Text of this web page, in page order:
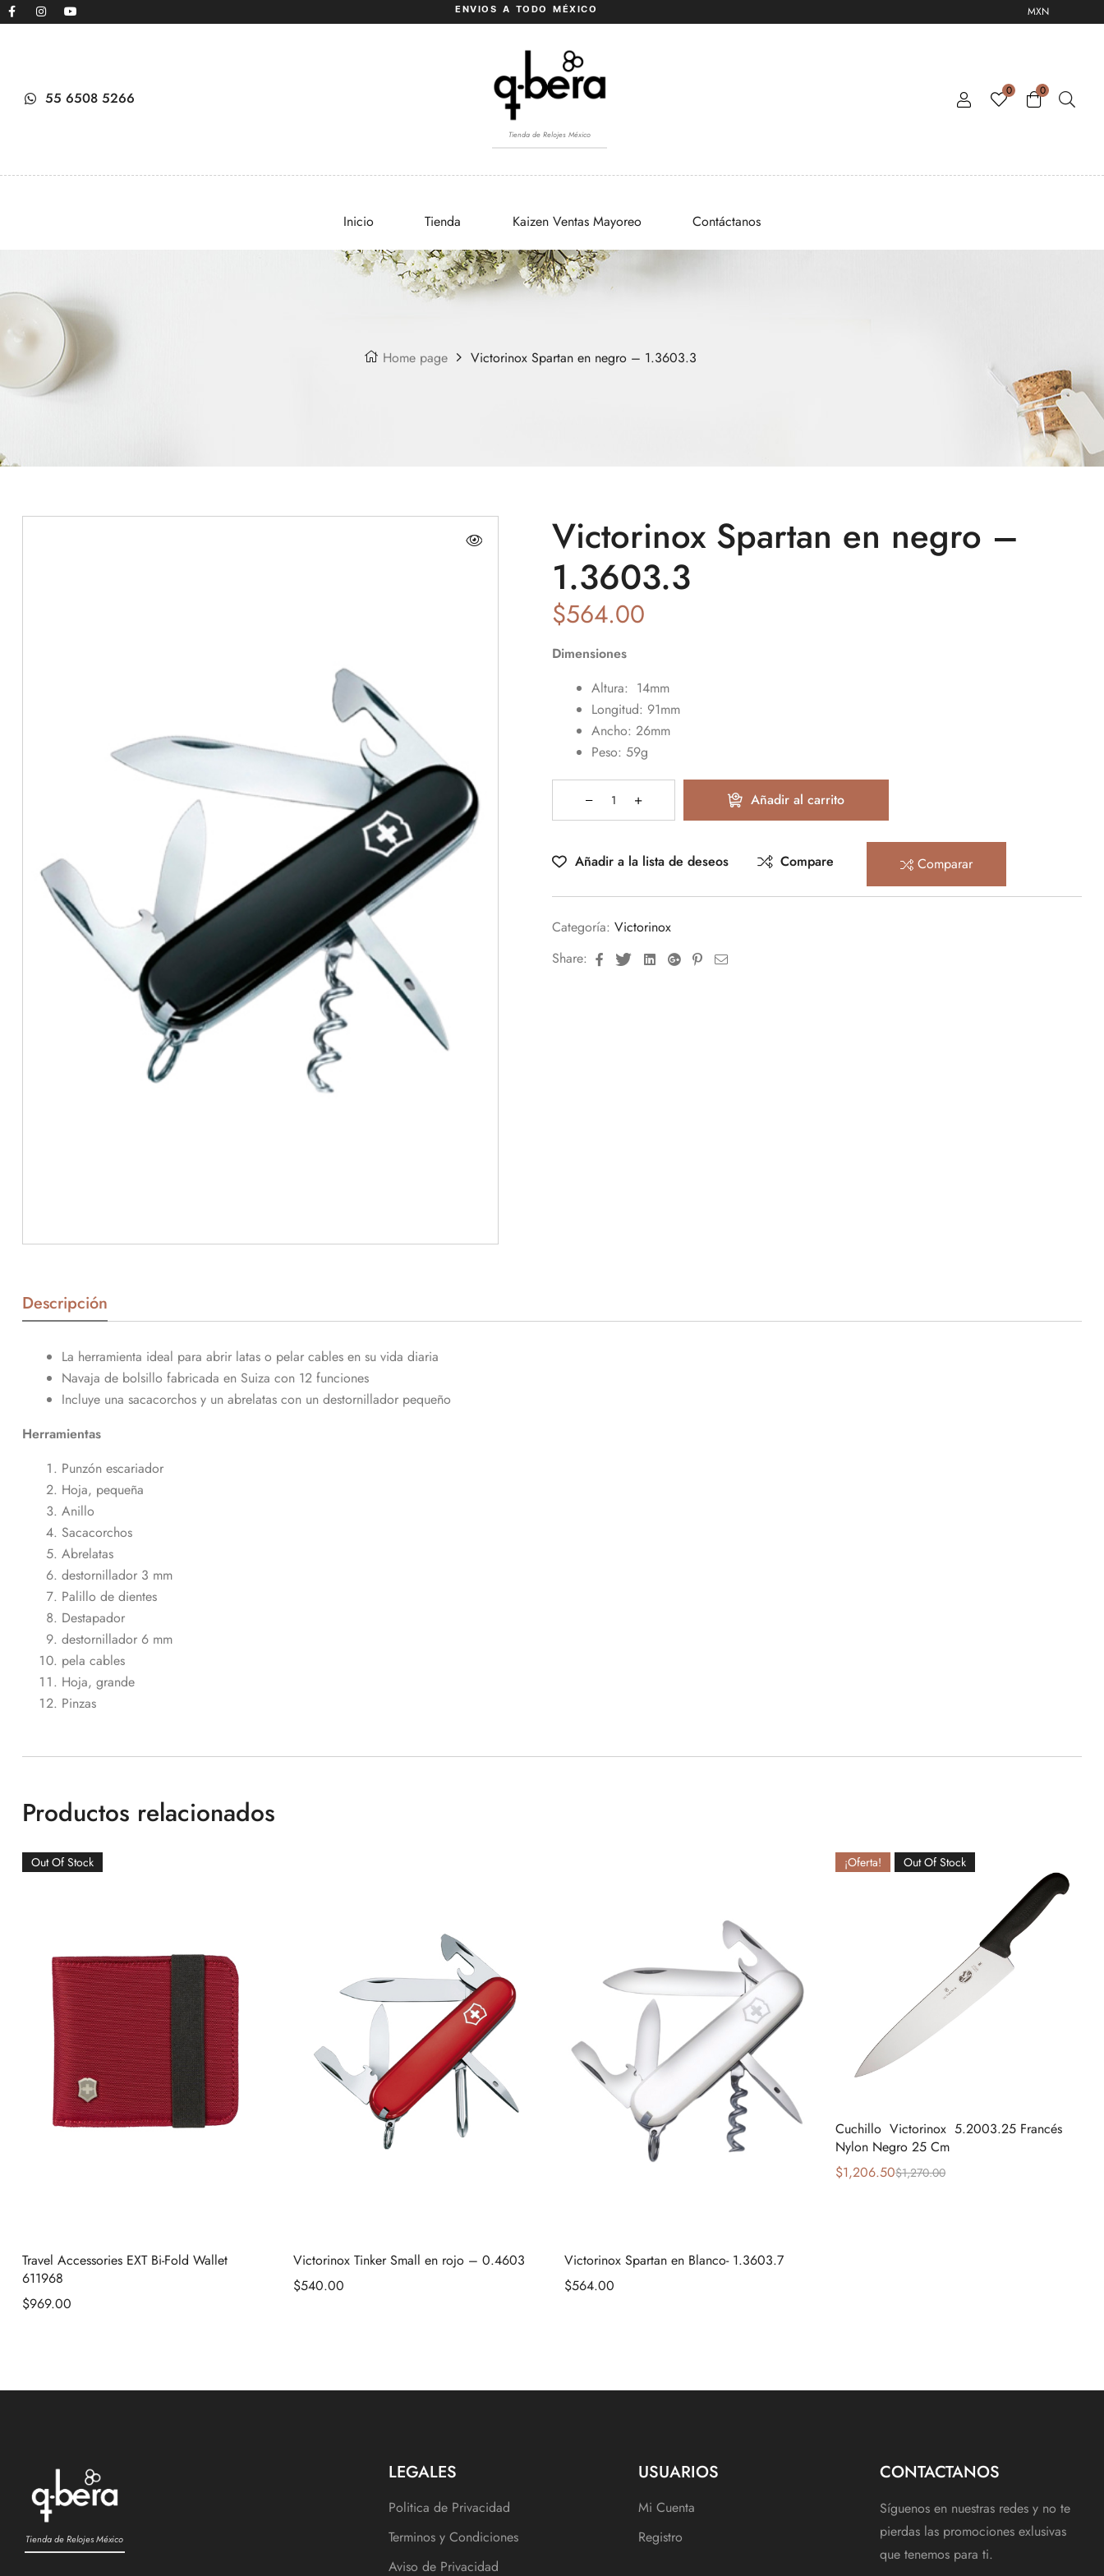
ENVIOS A TODO MÉXICO MXN
55 6508 5266
Tienda de Relojes México
0 0
Inicio Tienda Kaizen Ventas Mayoreo Contáctanos
Home page Victorinox Spartan en negro – 1.3603.3
Victorinox Spartan en negro –
1.3603.3
$564.00
Dimensiones
Altura: 14mm
Longitud: 91mm
Ancho: 26mm
Peso: 59g
Añadir al carrito
Añadir a la lista de deseos Compare Comparar
Categoría: Victorinox
Share:
FacebookTwitterLinkedinGoogle+Pinterest
Email
Descripción
La herramienta ideal para abrir latas o pelar cables en su vida diaria
Navaja de bolsillo fabricada en Suiza con 12 funciones
Incluye una sacacorchos y un abrelatas con un destornillador pequeño
Herramientas
Punzón escariador
Hoja, pequeña
Anillo
Sacacorchos
Abrelatas
destornillador 3 mm
Palillo de dientes
Destapador
destornillador 6 mm
pela cables
Hoja, grande
Pinzas
Productos relacionados
Out Of Stock
Travel Accessories EXT Bi-Fold Wallet
611968
$969.00
Victorinox Tinker Small en rojo – 0.4603
$540.00
Victorinox Spartan en Blanco- 1.3603.7
$564.00
¡Oferta! Out Of Stock
Cuchillo Victorinox 5.2003.25 Francés
Nylon Negro 25 Cm
$1,270.00
$1,206.50
Tienda de Relojes México
LEGALES
Politica de Privacidad
Terminos y Condiciones
Aviso de Privacidad
USUARIOS
Mi Cuenta
Registro
CONTACTANOS
Síguenos en nuestras redes y no te
pierdas las promociones exlusivas
que tenemos para ti.